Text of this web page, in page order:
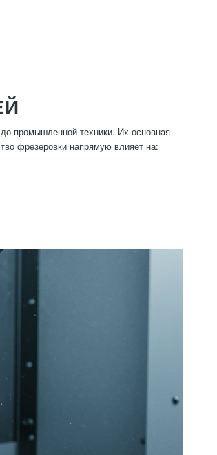
промышленной техники. Их основная
фрезеровки напрямую влияет на: